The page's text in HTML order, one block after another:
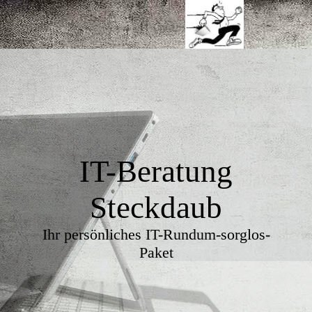
IT-Beratung
Steckdaub
Ihr persönliches IT-Rundum-sorglos-
Paket